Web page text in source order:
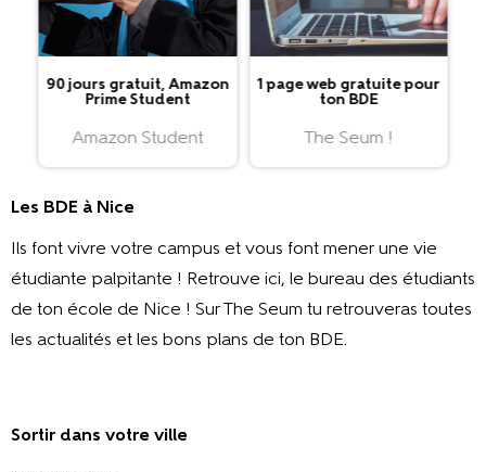
90 jours gratuit, Amazon
Prime Student
Amazon Student
1 page web gratuite pour
ton BDE
The Seum !
Les BDE à Nice
Ils font vivre votre campus et vous font mener une vie
étudiante palpitante ! Retrouve ici, le bureau des étudiants
de ton école de Nice ! Sur The Seum tu retrouveras toutes
les actualités et les bons plans de ton BDE.
Sortir dans votre ville​